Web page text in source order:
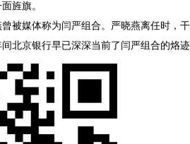
旌旗。
媒体称为闫严组合。严晓燕离任时，
北京银行早已深深当前了闫严组合的烙迹